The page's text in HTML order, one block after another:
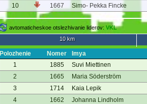
10
1667 Simo- Pekka Fincke
avtomaticheskoe otslezhivanie liderov: VKL
10 km
Polozhenie Nomer
Imya
1
1885
Suvi Miettinen
2
1665
Maria Söderström
3
1714
Kaia Lepik
4
1662
Johanna Lindholm